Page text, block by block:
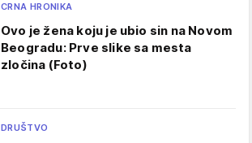
CRNA HRONIKA
Ovo je žena koju je ubio sin na Novom
Beogradu: Prve slike sa mesta
zločina (Foto)
DRUŠTVO